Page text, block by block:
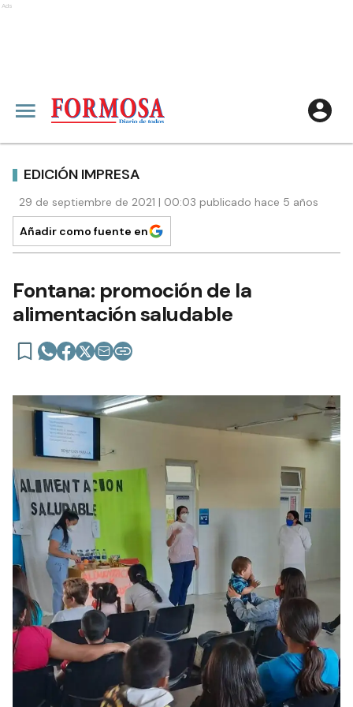
Ads
EDICIÓN IMPRESA
29 de septiembre de 2021 | 00:03 publicado hace 5 años
Añadir como fuente en
Fontana: promoción de la
alimentación saludable